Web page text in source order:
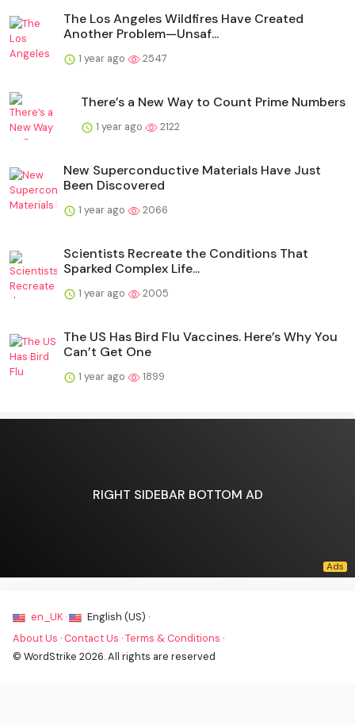
The Los Angeles Wildfires Have Created
Another Problem—Unsaf...
1 year ago 2547
There’s a New Way to Count Prime Numbers
1 year ago 2122
New Superconductive Materials Have Just
Been Discovered
1 year ago 2066
Scientists Recreate the Conditions That
Sparked Complex Life...
1 year ago 2005
The US Has Bird Flu Vaccines. Here’s Why You
Can’t Get One
1 year ago 1899
RIGHT SIDEBAR BOTTOM AD
en_UK ·
English (US) ·
About Us · Contact Us ·Terms & Conditions ·
© WordStrike 2026. All rights are reserved